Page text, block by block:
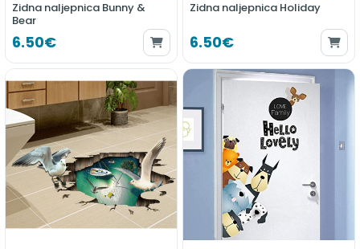
Zidna naljepnica Bunny &
Bear
6.50€
Zidna naljepnica Holiday
6.50€